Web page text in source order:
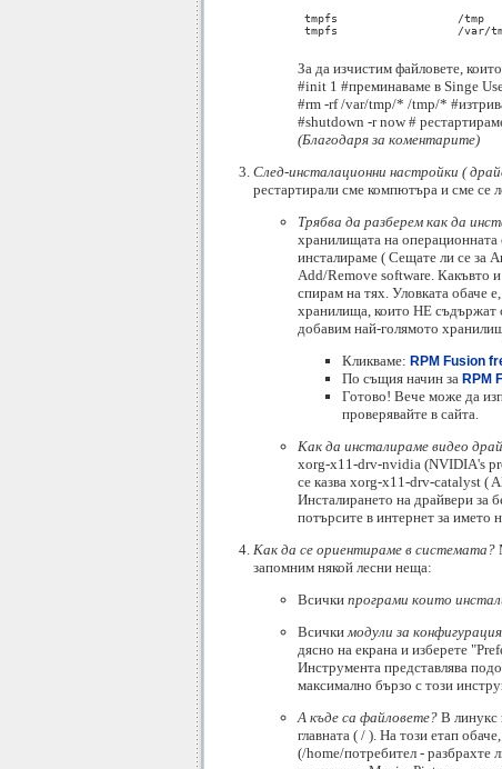
tmpfs			/tmp			tmpfs	defaults	0 0
tmpfs			/var/tmp			tmpfs	defaults	0 0
За да изчистим файловете,
#init 1 #преминаваме в Singe
#rm -rf /var/tmp/* /tmp/*
#shutdown -r now #
(Благодаря за коментарите)
След-инсталационни настройки (
рестартирали сме компютъра и сме се
Трябва да разберем как да
хранилищата на операционната
инсталираме ( Сещате ли се за
Add/Remove software. Какъвто
спирам на тях. Уловката обаче
хранилища, които НЕ съдържат
добавим нaй-голямото
Кликваме: RPM Fusion
По същия начин за RPM
Готово! Вече може да
проверявайте в сайта.
Как да инсталираме видео
xorg-x11-drv-nvidia (NVIDIA's
се казва xorg-x11-drv-catalyst (
Инсталирането на драйвери за
потърсите в интернет за името
Как да се ориентираме в системата?
запомним някой лесни неща:
Всички програми които
Всички модули за конфигурация
дясно на екрана и изберете
Инструмента представлява
максимално бързо с този
А къде са файловете? В линукс
главната ( / ). На този етап
(/home/потребител - разбрахте